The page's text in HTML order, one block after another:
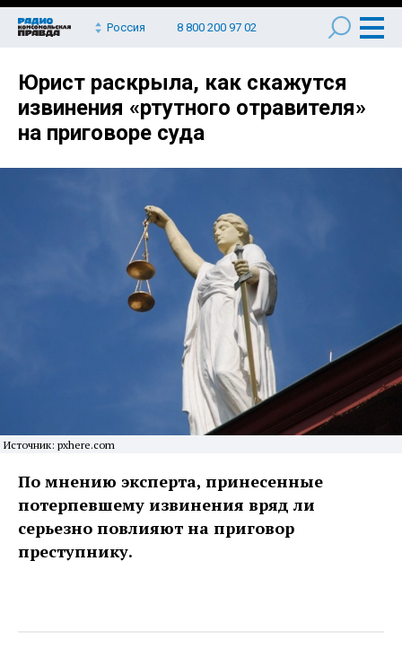
Россия 8 800 200 97 02
Юрист раскрыла, как скажутся
извинения «ртутного отравителя»
на приговоре суда
Источник: pxhere.com
По мнению эксперта, принесенные
потерпевшему извинения вряд ли
серьезно повлияют на приговор
преступнику.